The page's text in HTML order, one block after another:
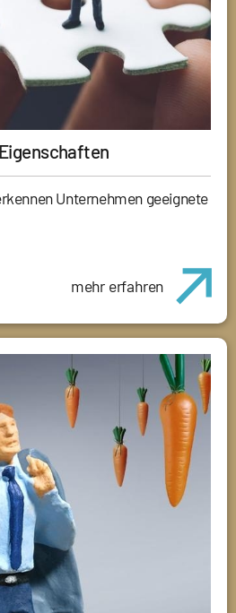
Unternehmen geeignete
mehr erfahren